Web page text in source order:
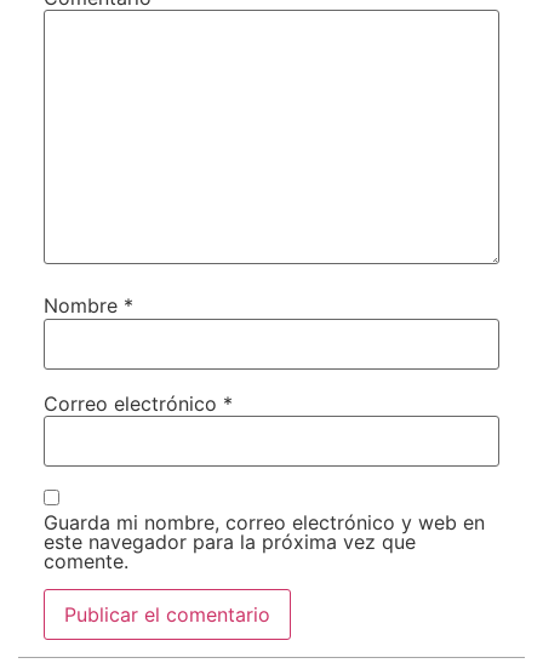
Nombre *
Correo electrónico *
Guarda mi nombre, correo electrónico y web en
este navegador para la próxima vez que
comente.